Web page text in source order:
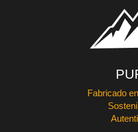
Fabricado